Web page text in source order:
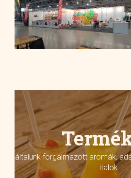
általunk forgalmazott aromák,
italok